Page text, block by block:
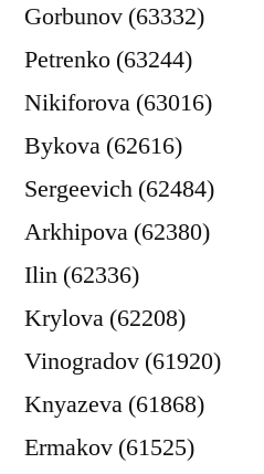
Gorbunov (63332)
Petrenko (63244)
Nikiforova (63016)
Bykova (62616)
Sergeevich (62484)
Arkhipova (62380)
Ilin (62336)
Krylova (62208)
Vinogradov (61920)
Knyazeva (61868)
Ermakov (61525)